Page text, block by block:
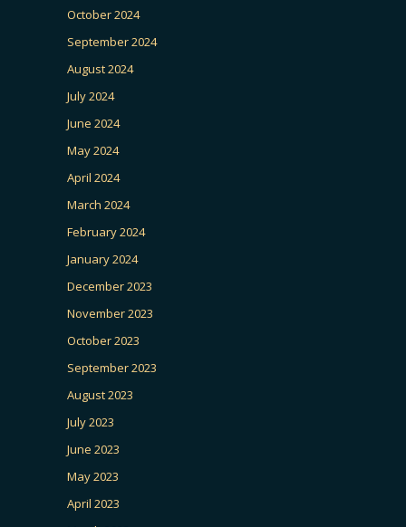
October 2024
September 2024
August 2024
July 2024
June 2024
May 2024
April 2024
March 2024
February 2024
January 2024
December 2023
November 2023
October 2023
September 2023
August 2023
July 2023
June 2023
May 2023
April 2023